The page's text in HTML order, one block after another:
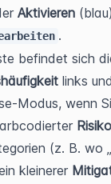
Aktivieren
.
befindet sich
links
Modus, wenn
(z. B. wo
kleinerer